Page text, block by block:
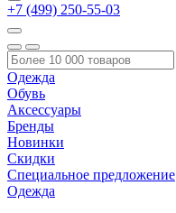
+7 (499) 250-55-03
Одежда
Обувь
Аксессуары
Бренды
Новинки
Скидки
Специальное предложение
Одежда